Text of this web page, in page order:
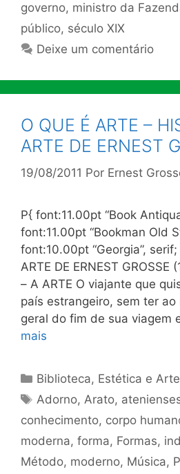
governo, ministro da
público, século XIX
Deixe um comentário
O QUE É ARTE –
ARTE DE ERNEST
19/08/2011 Por Ernest
P{ font:11.00pt “Book
font:11.00pt “Bookman Old
font:10.00pt “Georgia”, serif;
ARTE DE ERNEST GROSSE
– A ARTE O viajante que
país estrangeiro, sem ter
geral do fim de sua viagem
mais
Categorias
Biblioteca, Estética e Arte
Tags
Adorno, Arato,
conhecimento, corpo
moderna, forma, Formas,
Método, moderno, Música,